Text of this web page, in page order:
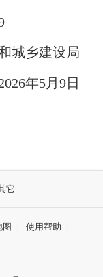
乡建设局
年5月9日
它
图 | 使用帮助
|